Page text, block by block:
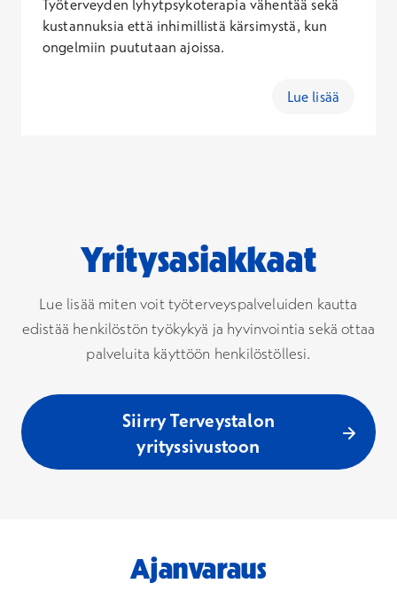
Työterveyden lyhytpsykoterapia vähentää sekä
kustannuksia että inhimillistä kärsimystä, kun
ongelmiin puututaan ajoissa.
Lue lisää
Yritysasiakkaat
Lue lisää miten voit työterveyspalveluiden kautta
edistää henkilöstön työkykyä ja hyvinvointia sekä ottaa
palveluita käyttöön henkilöstöllesi.
Siirry Terveystalon
yrityssivustoon
Ajanvaraus